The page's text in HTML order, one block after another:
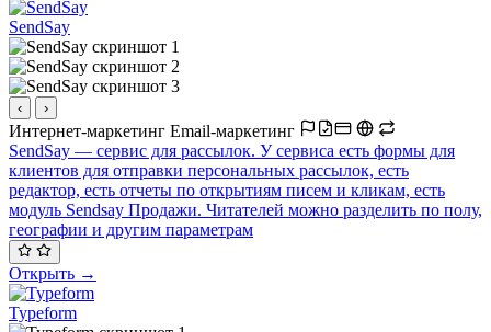
SendSay
‹ ›
Интернет-маркетинг Email-маркетинг
SendSay — cервис для рассылок. У сервиса есть формы для
клиентов для отправки персональных рассылок, есть
редактор, есть отчеты по открытиям писем и кликам, есть
модуль Sendsay Продажи. Читателей можно разделить по полу,
географии и другим параметрам
Открыть →
Typeform